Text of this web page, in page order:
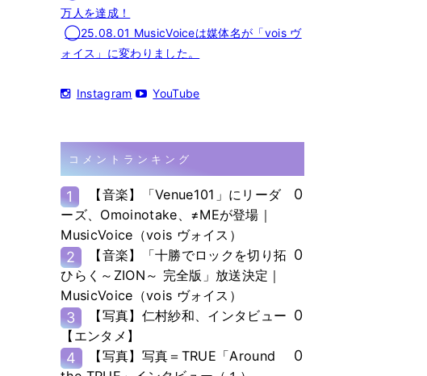
万人を達成！
◯25.08.01 MusicVoiceは媒体名が「vois ヴ
ォイス」に変わりました。
Instagram YouTube
コメントランキング
1
【音楽】「Venue101」にリーダ
ーズ、Omoinotake、≠MEが登場｜
MusicVoice（vois ヴォイス）
0
2
【音楽】「十勝でロックを切り拓
ひらく～ZION～ 完全版」放送決定｜
MusicVoice（vois ヴォイス）
0
3
【写真】仁村紗和、インタビュー
【エンタメ】
0
4
【写真】写真＝TRUE「Around
0